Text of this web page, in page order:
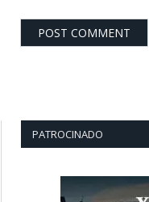
PATROCINADO